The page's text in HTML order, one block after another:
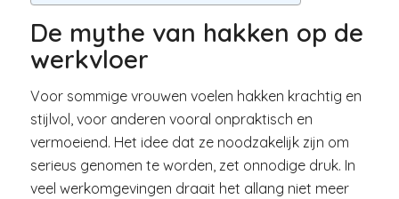
De mythe van hakken op de
werkvloer
Voor sommige vrouwen voelen hakken krachtig en
stijlvol, voor anderen vooral onpraktisch en
vermoeiend. Het idee dat ze noodzakelijk zijn om
serieus genomen te worden, zet onnodige druk. In
veel werkomgevingen draait het allang niet meer